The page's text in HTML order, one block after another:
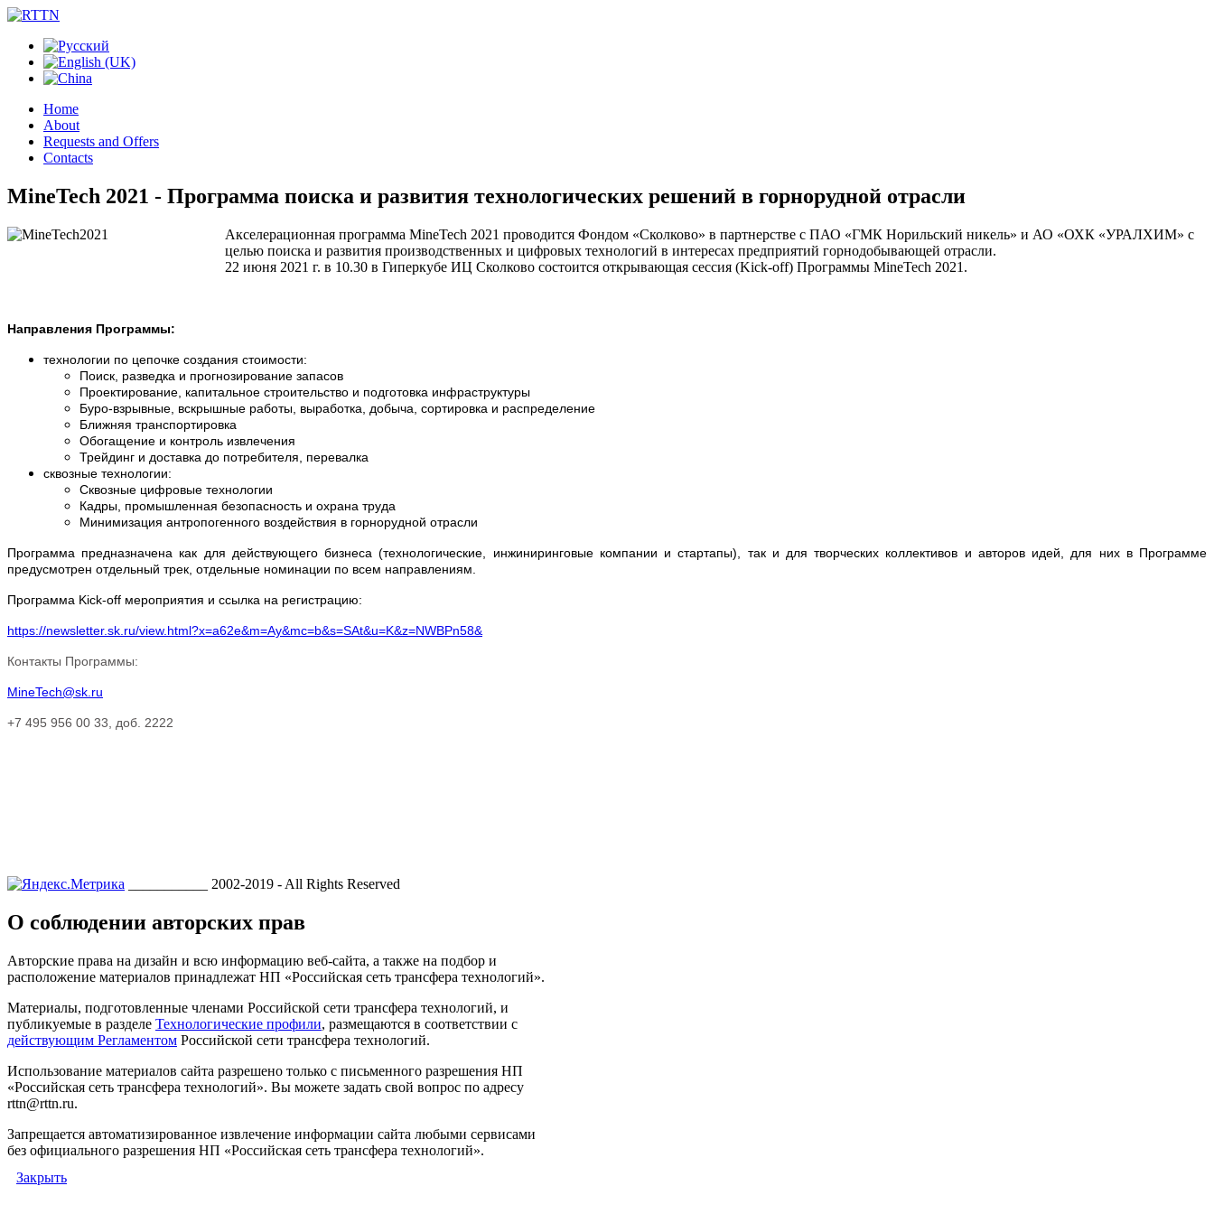
Home
About
Requests and Offers
Contacts
MineTech 2021 - Программа поиска и развития технологических решений в горнорудной отрасли
Акселерационная программа MineTech 2021 проводится Фондом «Сколково» в партнерстве с ПАО «ГМК Норильский никель» и АО «ОХК «УРАЛХИМ» с
целью поиска и развития производственных и цифровых технологий в интересах предприятий горнодобывающей отрасли.
22 июня 2021 г. в 10.30 в Гиперкубе ИЦ Сколково состоится открывающая сессия (Kick-off) Программы MineTech 2021.
Направления Программы:
технологии по цепочке создания стоимости:
Поиск, разведка и прогнозирование запасов
Проектирование, капитальное строительство и подготовка инфраструктуры
Буро-взрывные, вскрышные работы, выработка, добыча, сортировка и распределение
Ближняя транспортировка
Обогащение и контроль извлечения
Трейдинг и доставка до потребителя, перевалка
сквозные технологии:
Сквозные цифровые технологии
Кадры, промышленная безопасность и охрана труда
Минимизация антропогенного воздействия в горнорудной отрасли
Программа предназначена как для действующего бизнеса (технологические, инжиниринговые компании и стартапы), так и для творческих коллективов и авторов идей, для них в Программе
предусмотрен отдельный трек, отдельные номинации по всем направлениям.
Программа Kick-off мероприятия и ссылка на регистрацию:
https://newsletter.sk.ru/view.html?x=a62e&m=Ay&mc=b&s=SAt&u=K&z=NWBPn58&
Контакты Программы:
MineTech@sk.ru
+7 495 956 00 33, доб. 2222
___________ 2002-2019 - All Rights Reserved
О соблюдении авторских прав
Авторские права на дизайн и всю информацию веб-сайта, а также на подбор и
расположение материалов принадлежат НП «Российская сеть трансфера технологий».
Материалы, подготовленные членами Российской сети трансфера технологий, и
публикуемые в разделе Технологические профили, размещаются в соответствии с
действующим Регламентом Российской сети трансфера технологий.
Использование материалов сайта разрешено только с письменного разрешения НП
«Российская сеть трансфера технологий». Вы можете задать свой вопрос по адресу
rttn@rttn.ru.
Запрещается автоматизированное извлечение информации сайта любыми сервисами
без официального разрешения НП «Российская сеть трансфера технологий».
Закрыть